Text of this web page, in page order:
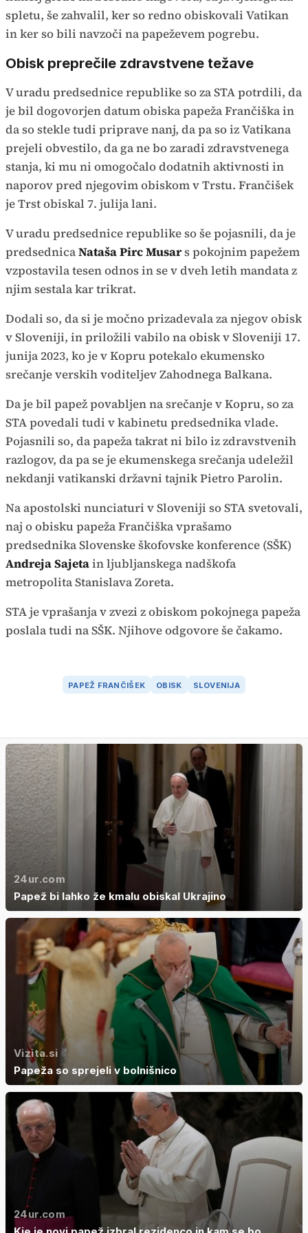
spletu, še zahvalil, ker so redno obiskovali Vatikan
in ker so bili navzoči na papeževem pogrebu.
Obisk preprečile zdravstvene težave
V uradu predsednice republike so za STA potrdili, da
je bil dogovorjen datum obiska papeža Frančiška in
da so stekle tudi priprave nanj, da pa so iz Vatikana
prejeli obvestilo, da ga ne bo zaradi zdravstvenega
stanja, ki mu ni omogočalo dodatnih aktivnosti in
naporov pred njegovim obiskom v Trstu. Frančišek
je Trst obiskal 7. julija lani.
V uradu predsednice republike so še pojasnili, da je
predsednicaNataša Pirc Musars pokojnim papežem
vzpostavila tesen odnos in se v dveh letih mandata z
njim sestala kar trikrat.
Dodali so, da si je močno prizadevala za njegov obisk
v Sloveniji, in priložili vabilo na obisk v Sloveniji 17.
junija 2023, ko je v Kopru potekalo ekumensko
srečanje verskih voditeljev Zahodnega Balkana.
Da je bil papež povabljen na srečanje v Kopru, so za
STA povedali tudi v kabinetu predsednika vlade.
Pojasnili so, da papeža takrat ni bilo iz zdravstvenih
razlogov, da pa se je ekumenskega srečanja udeležil
nekdanji vatikanski državni tajnik Pietro Parolin.
Na apostolski nunciaturi v Sloveniji so STA svetovali,
naj o obisku papeža Frančiška vprašamo
predsednika Slovenske škofovske konference (SŠK)
Andreja Sajetain ljubljanskega nadškofa
metropolita Stanislava Zoreta.
STA je vprašanja v zvezi z obiskom pokojnega papeža
poslala tudi na SŠK. Njihove odgovore še čakamo.
PAPEŽ FRANČIŠEK OBISK SLOVENIJA
24ur.com
Papež bi lahko že kmalu obiskal Ukrajino
Vizita.si
Papeža so sprejeli v bolnišnico
24ur.com